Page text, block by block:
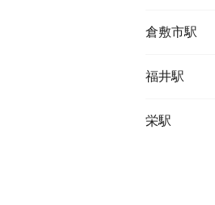
倉敷市駅
福井駅
栄駅